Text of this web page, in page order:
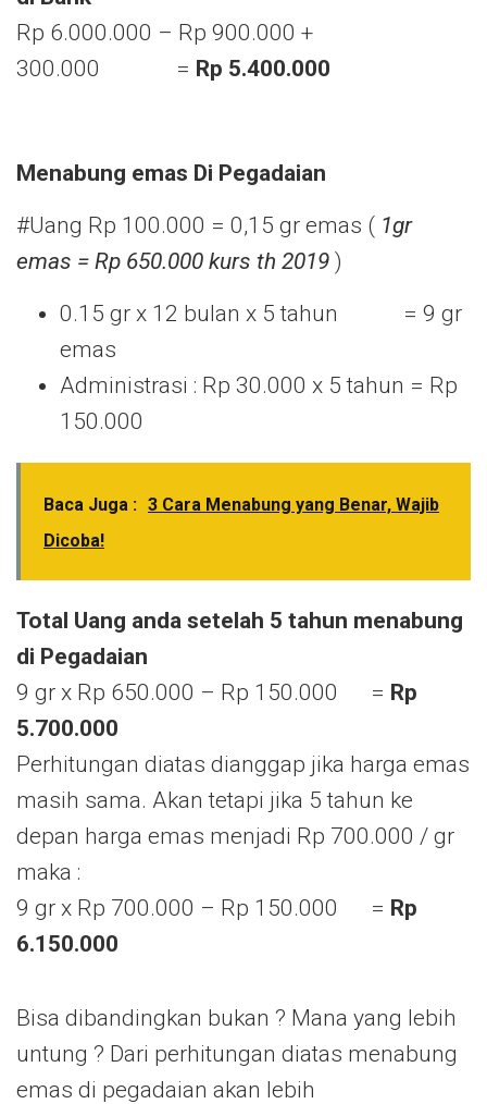
Rp 6.000.000 – Rp 900.000 +
300.000 = Rp 5.400.000
Menabung emas Di Pegadaian
#Uang Rp 100.000 = 0,15 gr emas ( 1gr
emas = Rp 650.000 kurs th 2019 )
0.15 gr x 12 bulan x 5 tahun = 9 gr
emas
Administrasi : Rp 30.000 x 5 tahun = Rp
150.000
Baca Juga : 3 Cara Menabung yang Benar, Wajib
Dicoba!
Total Uang anda setelah 5 tahun menabung
di Pegadaian
9 gr x Rp 650.000 – Rp 150.000 = Rp
5.700.000
Perhitungan diatas dianggap jika harga emas
masih sama. Akan tetapi jika 5 tahun ke
depan harga emas menjadi Rp 700.000 / gr
maka :
9 gr x Rp 700.000 – Rp 150.000 = Rp
6.150.000
Bisa dibandingkan bukan ? Mana yang lebih
untung ? Dari perhitungan diatas menabung
emas di pegadaian akan lebih